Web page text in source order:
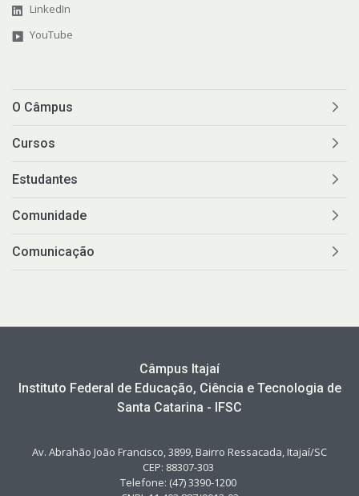
LinkedIn
YouTube
O Câmpus
Cursos
Estudantes
Comunidade
Comunicação
Câmpus Itajaí
Instituto Federal de Educação, Ciência e Tecnologia de
Santa Catarina - IFSC
Av. Abrahão João Francisco, 3899, Bairro Ressacada, Itajaí/SC
CEP: 88307-303
Telefone: (47) 3390-1200